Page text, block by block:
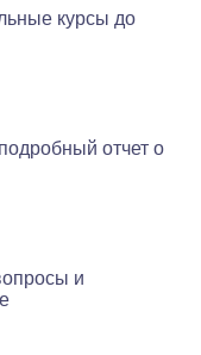
курсы до
отчет о
и